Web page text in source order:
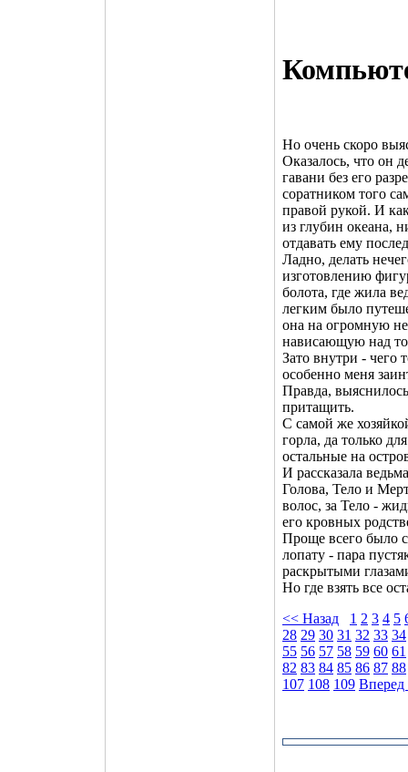
Но очень скоро
Оказалось, что он
гавани без его
соратником того
правой рукой. И
из глубин океана,
отдавать ему
Ладно, делать
изготовлению
болота, где жила
легким было
она на огромную
нависающую над
Зато внутри - чего
особенно меня
Правда,
притащить.
С самой же
горла, да только
остальные на
И рассказала
Голова, Тело и
волос, за Тело -
его кровных
Проще всего было с
лопату - пара
раскрытыми
Но где взять все
<< Назад
1 2 3 4 5
28 29 30 31 32 33 34
55 56 57 58 59 60 61
82 83 84 85 86 87 88
107 108 109 Вперед